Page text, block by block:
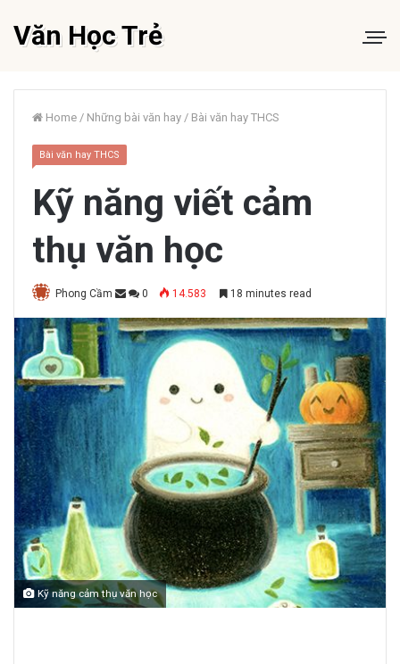
Văn Học Trẻ
Home / Những bài văn hay / Bài văn hay THCS
Bài văn hay THCS
Kỹ năng viết cảm
thụ văn học
Phong Cầm 0 14.583 18 minutes read
Kỹ năng cảm thụ văn học